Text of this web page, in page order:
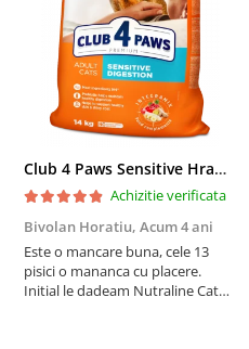
Club 4 Paws Sensitive Hrana uscata pisici adulte, 14kg
Achizitie verificata
Bivolan Horatiu, Acum 4 ani
Este o mancare buna, cele 13
pisici o mananca cu placere.
Initial le dadeam Nutraline Cat